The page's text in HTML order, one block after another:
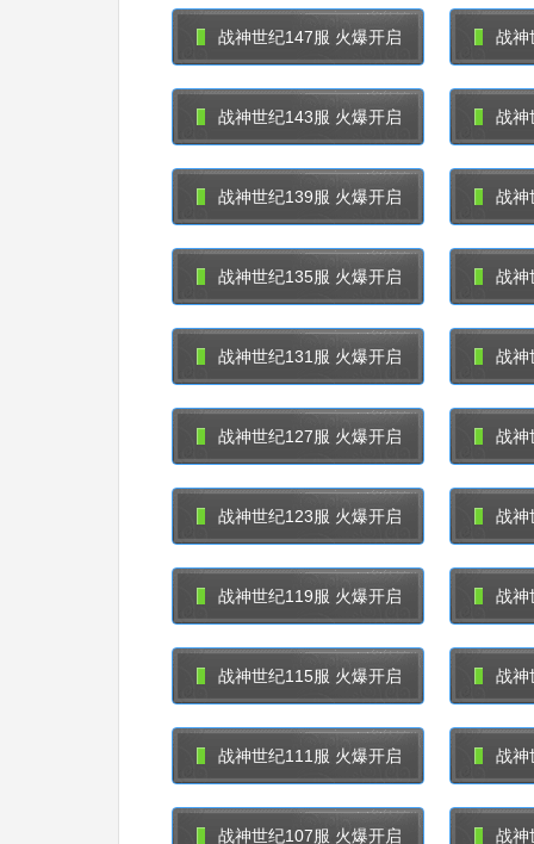
战神世纪147服 火爆开启 战神
战神世纪143服 火爆开启 战神
战神世纪139服 火爆开启 战神
战神世纪135服 火爆开启 战神
战神世纪131服 火爆开启 战神
战神世纪127服 火爆开启 战神
战神世纪123服 火爆开启 战神
战神世纪119服 火爆开启 战神
战神世纪115服 火爆开启 战神
战神世纪111服 火爆开启 战神
战神世纪107服 火爆开启 战神